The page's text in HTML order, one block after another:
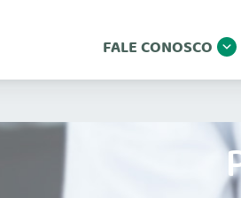
FALE CONOSCO